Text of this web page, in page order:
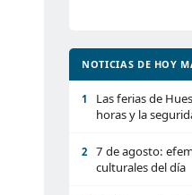
NOTICIAS DE HOY
1
Las ferias de
horas y la
2
7 de agosto:
culturales del día